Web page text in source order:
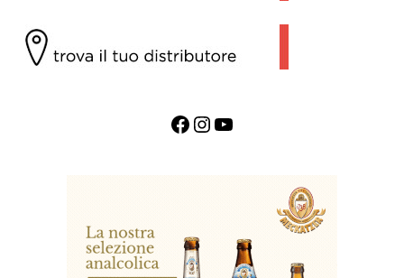
Facebook InstagramYouTube